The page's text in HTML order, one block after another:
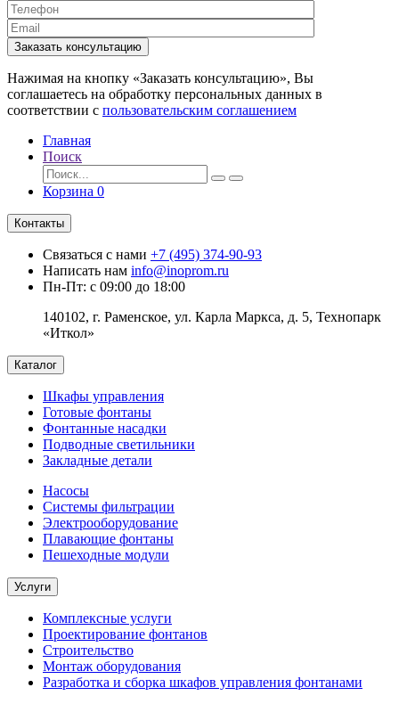
Заказать консультацию
Нажимая на кнопку «Заказать консультацию», Вы
соглашаетесь на обработку персональных данных в
соответствии с пользовательским соглашением
Главная
Поиск
Корзина 0
Контакты
Связаться с нами +7 (495) 374-90-93
Написать нам info@inoprom.ru
Пн-Пт: с 09:00 до 18:00
140102, г. Раменское, ул. Карла Маркса, д. 5, Технопарк
«Иткол»
Каталог
Шкафы управления
Готовые фонтаны
Фонтанные насадки
Подводные светильники
Закладные детали
Насосы
Системы фильтрации
Электрооборудование
Плавающие фонтаны
Пешеходные модули
Услуги
Комплексные услуги
Проектирование фонтанов
Строительство
Монтаж оборудования
Разработка и сборка шкафов управления фонтанами